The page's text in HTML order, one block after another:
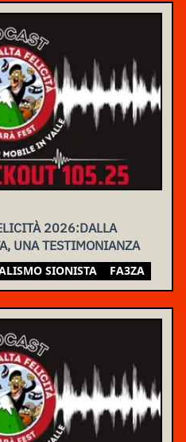
2026:DALLA
UNA TESTIMONIANZA
SIONISTA FA3ZA